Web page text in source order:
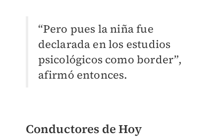
“Pero pues la niña fue
declarada en los estudios
psicológicos como border”,
afirmó entonces.
Conductores de Hoy